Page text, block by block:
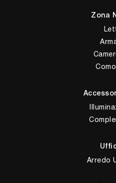
Zona
Arredo